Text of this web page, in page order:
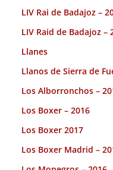
LIV Rai de Badajoz –
LIV Raid de Badajoz –
Llanes
Llanos de Sierra de
Los Alborronchos –
Los Boxer – 2016
Los Boxer 2017
Los Boxer Madrid –